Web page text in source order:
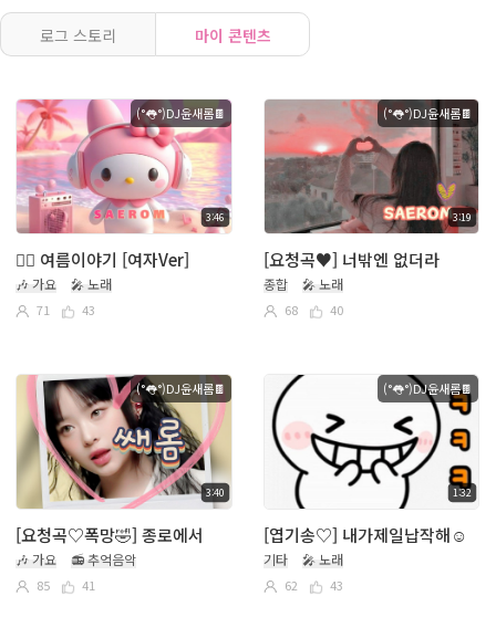
로그 스토리 마이 콘텐츠
3:46
(°👅°)DJ윤새롬🍫
🏄‍♀️ 여름이야기 [여자Ver]
🎶 가요 🎤 노래
71 43
3:19
(°👅°)DJ윤새롬🍫
[요청곡♥] 너밖엔 없더라
종합 🎤 노래
68 40
3:40
(°👅°)DJ윤새롬🍫
[요청곡♡폭망🤣] 종로에서
🎶 가요 📻 추억음악
85 41
1:32
(°👅°)DJ윤새롬🍫
[엽기송♡] 내가제일납작해☺️
기타 🎤 노래
62 43